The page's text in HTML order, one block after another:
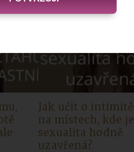
Jak učit o intimitě
na místech, kde je
sexualita hodně
uzavřená?